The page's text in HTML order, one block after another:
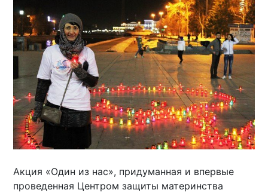
Акция «Один из нас», придуманная и впервые
проведенная Центром защиты материнства